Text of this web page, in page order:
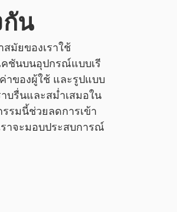
น
มัยของเราใช้
คชันบนอุปกรณ์แบบเรี
าของผู้ใช้ และรูปแบบ
บรื่นและสม่ำเสมอใน
รมนี้ช่วยลดการเข้า
าจะมอบประสบการณ์